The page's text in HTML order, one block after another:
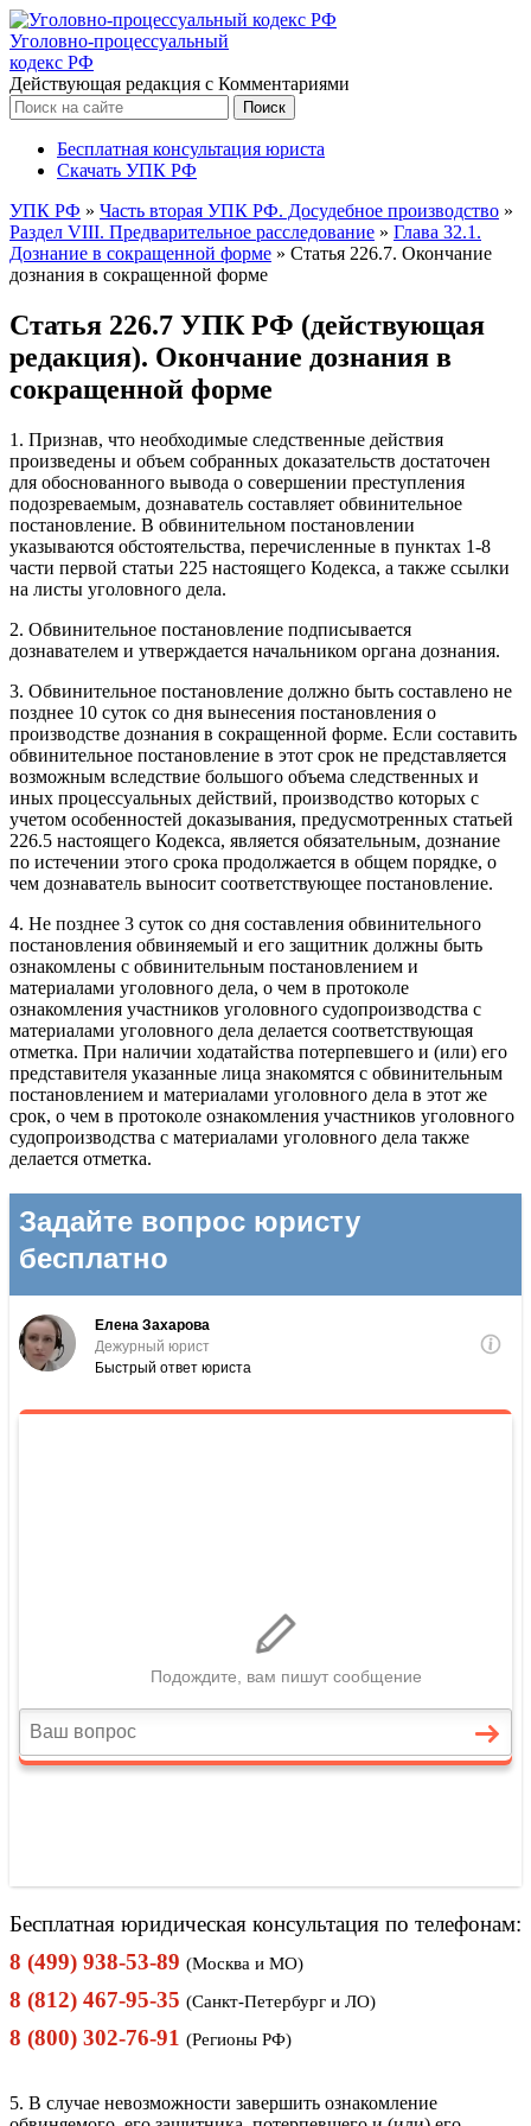
Уголовно-процессуальный
кодекс РФ
Действующая редакция с Комментариями
Бесплатная консультация юриста
Скачать УПК РФ
УПК РФ » Часть вторая УПК РФ. Досудебное производство »
Раздел VIII. Предварительное расследование » Глава 32.1.
Дознание в сокращенной форме » Статья 226.7. Окончание
дознания в сокращенной форме
Статья 226.7 УПК РФ (действующая
редакция). Окончание дознания в
сокращенной форме
1. Признав, что необходимые следственные действия
произведены и объем собранных доказательств достаточен
для обоснованного вывода о совершении преступления
подозреваемым, дознаватель составляет обвинительное
постановление. В обвинительном постановлении
указываются обстоятельства, перечисленные в пунктах 1-8
части первой статьи 225 настоящего Кодекса, а также ссылки
на листы уголовного дела.
2. Обвинительное постановление подписывается
дознавателем и утверждается начальником органа дознания.
3. Обвинительное постановление должно быть составлено не
позднее 10 суток со дня вынесения постановления о
производстве дознания в сокращенной форме. Если составить
обвинительное постановление в этот срок не представляется
возможным вследствие большого объема следственных и
иных процессуальных действий, производство которых с
учетом особенностей доказывания, предусмотренных статьей
226.5 настоящего Кодекса, является обязательным, дознание
по истечении этого срока продолжается в общем порядке, о
чем дознаватель выносит соответствующее постановление.
4. Не позднее 3 суток со дня составления обвинительного
постановления обвиняемый и его защитник должны быть
ознакомлены с обвинительным постановлением и
материалами уголовного дела, о чем в протоколе
ознакомления участников уголовного судопроизводства с
материалами уголовного дела делается соответствующая
отметка. При наличии ходатайства потерпевшего и (или) его
представителя указанные лица знакомятся с обвинительным
постановлением и материалами уголовного дела в этот же
срок, о чем в протоколе ознакомления участников уголовного
судопроизводства с материалами уголовного дела также
делается отметка.
Бесплатная юридическая консультация по телефонам:
8 (499) 938-53-89 (Москва и МО)
8 (812) 467-95-35 (Санкт-Петербург и ЛО)
8 (800) 302-76-91 (Регионы РФ)
5. В случае невозможности завершить ознакомление